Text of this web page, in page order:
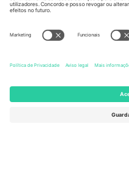
Unter den Linden 24, 10117
United States
Newark, Delaware 19713, United
States